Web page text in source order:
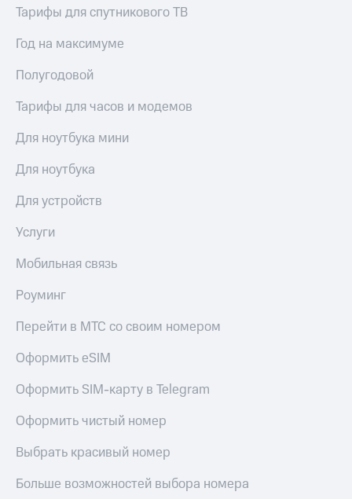
доход 15%
и
номер
Настройки
автоплатежа
Пополнить
номер
Оплата
с
на карту
МТС Pay
Оплата
по QR-
коду
за границей
покупке
со связью
МТС
Тарифы для спутникового ТВ
Год на максимуме
Полугодовой
Тарифы для часов и модемов
Для ноутбука мини
Для ноутбука
Для устройств
Услуги
Мобильная связь
Роуминг
Перейти в МТС со своим номером
Оформить eSIM
Оформить SIM-карту в Telegram
Оформить чистый номер
Выбрать красивый номер
Больше возможностей выбора номера